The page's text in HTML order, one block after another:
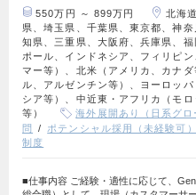
550万円 ～ 899万円
北海
県、埼玉県、千葉県、東京都、神
知県、三重県、大阪府、兵庫県、
ポール、インドネシア、フィリピ
マー等）、北米（アメリカ、カナ
ル、アルゼンチン等）、ヨーロッ
シア等）、中近東・アフリカ（モ
等）
海外展開あり（日系グロ
問
ポテンシャル採用（未経験可）
制度
■仕事内容 ご経験・適性に応じて、